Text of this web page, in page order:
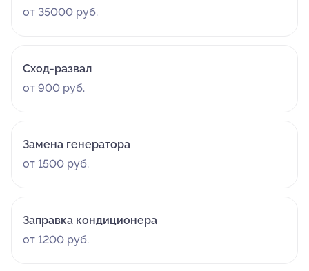
от 35000 руб.
Сход-развал
от 900 руб.
Замена генератора
от 1500 руб.
Заправка кондиционера
от 1200 руб.